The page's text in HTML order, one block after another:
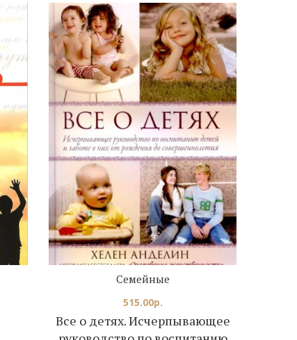
Все о детях. Исчерпывающее
Семейные
515.00р.